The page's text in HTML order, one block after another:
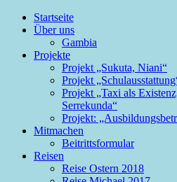
Startseite
Über uns
Gambia
Projekte
Projekt „Sukuta, Niani“
Projekt
Projekt „Taxi als
Serrekunda“
Projekt:
Mitmachen
Beitrittsformular
Reisen
Reise Ostern 2018